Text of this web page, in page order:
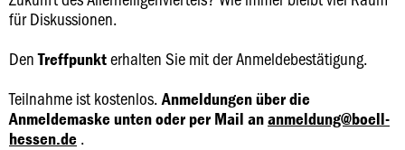
für Diskussionen.
DenTreffpunkterhalten Sie mit der Anmeldebestätigung.
Teilnahme ist kostenlos.Anmeldungen über die
Anmeldemaske unten oder per Mail ananmeldung@boell-
hessen.de .